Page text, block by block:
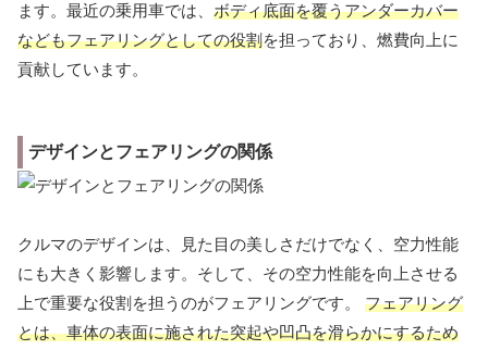
ます。最近の乗用車では、 ボディ底面を覆うアンダーカバー
などもフェアリングとしての役割を担っており、燃費向上に
貢献しています。
デザインとフェアリングの関係
クルマのデザインは、見た目の美しさだけでなく、空力性能
にも大きく影響します。そして、その空力性能を向上させる
上で重要な役割を担うのがフェアリングです。 フェアリング
とは、車体の表面に施された突起や凹凸を滑らかにするため